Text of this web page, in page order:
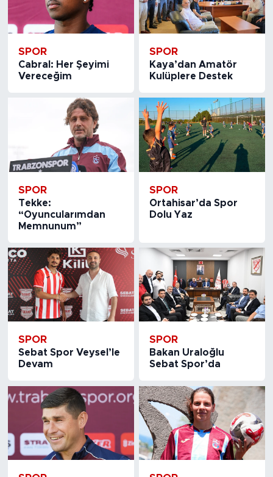
SPOR
Cabral: Her Şeyimi
Vereceğim
SPOR
Kaya’dan Amatör
Kulüplere Destek
SPOR
Tekke:
“Oyuncularımdan
Memnunum”
SPOR
Ortahisar’da Spor
Dolu Yaz
SPOR
Sebat Spor Veysel’le
Devam
SPOR
Bakan Uraloğlu
Sebat Spor’da